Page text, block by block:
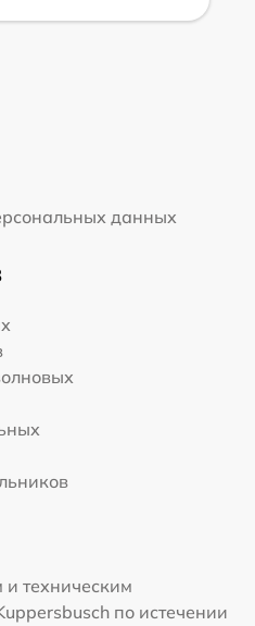
данных
техническим
по истечении